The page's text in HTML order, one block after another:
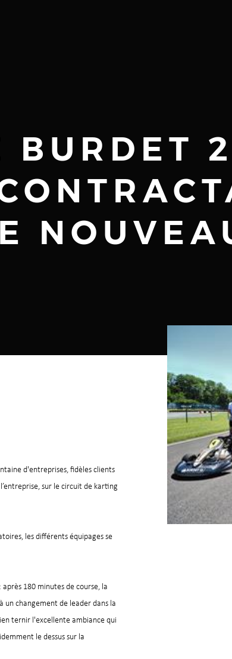
BURDET
d'entreprises, fidèles clients
sur le circuit de karting
les différents équipages se
180 minutes de course, la
un changement de leader dans la
ternir l'excellente ambiance qui
le dessus sur la